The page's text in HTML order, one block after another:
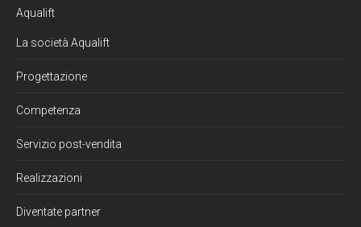
Aqualift
La società Aqualift
Progettazione
Competenza
Servizio post-vendita
Realizzazioni
Diventate partner